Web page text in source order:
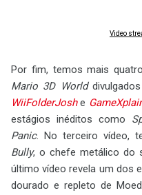
Video
Por fim, temos mais
Mario 3D World
WiiFolderJoshe
estágios inéditos como
Panic. No terceiro vídeo,
Bully, o chefe metálico do
último vídeo revela um dos
dourado e repleto de